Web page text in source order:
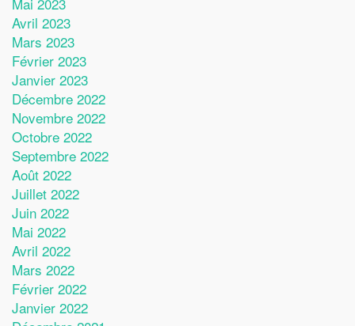
Avril 2023
Mars 2023
Février 2023
Janvier 2023
Décembre 2022
Novembre 2022
Octobre 2022
Septembre 2022
Août 2022
Juillet 2022
Juin 2022
Mai 2022
Avril 2022
Mars 2022
Février 2022
Janvier 2022